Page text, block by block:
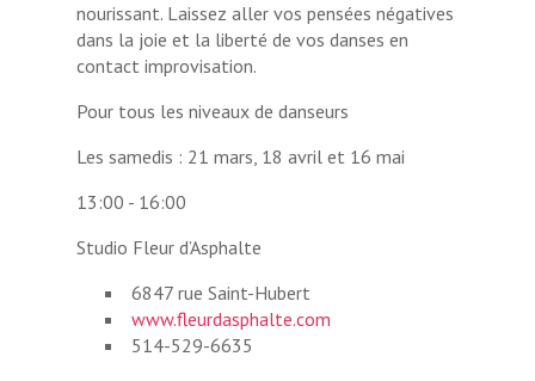
nourissant. Laissez aller vos pensées négatives
dans la joie et la liberté de vos danses en
contact improvisation.
Pour tous les niveaux de danseurs
Les samedis : 21 mars, 18 avril et 16 mai
13:00 - 16:00
Studio Fleur d’Asphalte
6847 rue Saint-Hubert
www.fleurdasphalte.com
514-529-6635